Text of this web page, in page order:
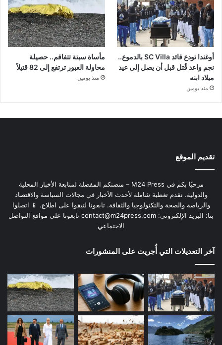
أوغندا تودع قائد SC Villa بالدموع..
نجم واعد قُتل قبل أن يصل إلى عيد
ميلاد ابنه
منذ يومين
مأساة سبتة تتفاقم.. حصيلة
محاولة العبور ترتفع إلى 82 قتيلاً
منذ يومين
تقديم الموقع
مرحبًا بكم في M24 Press – منصتكم المفضلة لمتابعة الأخبار المحلية
والدولية. نقدم تغطية شاملة لأحدث الأخبار في مجالات السياسة والاقتصاد
والرياضة والصحة والتكنولوجيا والثقافة. تابعونا لتبقوا على اطلاع. 📱 اتصلوا
بنا: البريد الإلكتروني: contact@m24press.com تابعونا على مواقع التواصل
الاجتماعي
آخر التعديلات التي أُجريت على المنشورات